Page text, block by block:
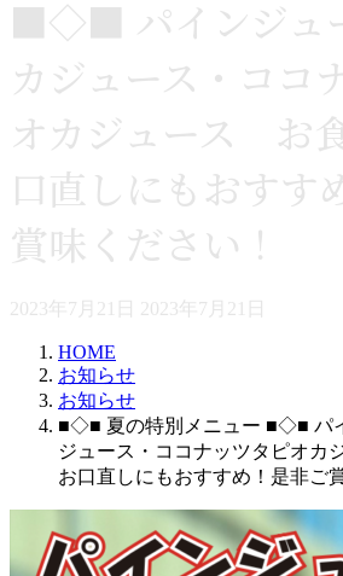
■◇■ パインジュ
カジュース・ココ
オカジュース お
口直しにもおすす
賞味ください！
2023年7月21日
最
時
2023年7月21日
HOME
お知らせ
お知らせ
■◇■ 夏の特別メニュー ■◇■ パ
ジュース・ココナッツタピオ
お口直しにもおすすめ！是非ご